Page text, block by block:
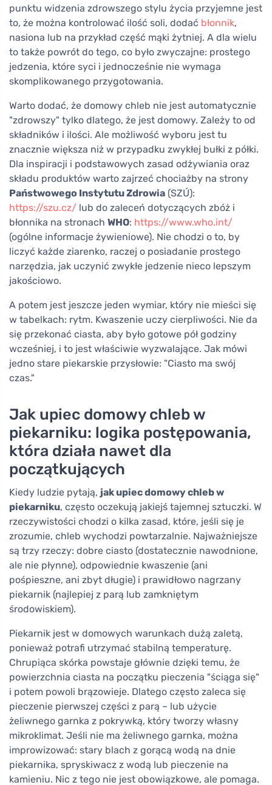
punktu widzenia zdrowszego stylu życia przyjemne jest
to, że można kontrolować ilość soli, dodać błonnik,
nasiona lub na przykład część mąki żytniej. A dla wielu
to także powrót do tego, co było zwyczajne: prostego
jedzenia, które syci i jednocześnie nie wymaga
skomplikowanego przygotowania.
Warto dodać, że domowy chleb nie jest automatycznie
"zdrowszy" tylko dlatego, że jest domowy. Zależy to od
składników i ilości. Ale możliwość wyboru jest tu
znacznie większa niż w przypadku zwykłej bułki z półki.
Dla inspiracji i podstawowych zasad odżywiania oraz
składu produktów warto zajrzeć chociażby na strony
Państwowego Instytutu Zdrowia (SZÚ):
https://szu.cz/ lub do zaleceń dotyczących zbóż i
błonnika na stronach WHO: https://www.who.int/
(ogólne informacje żywieniowe). Nie chodzi o to, by
liczyć każde ziarenko, raczej o posiadanie prostego
narzędzia, jak uczynić zwykłe jedzenie nieco lepszym
jakościowo.
A potem jest jeszcze jeden wymiar, który nie mieści się
w tabelkach: rytm. Kwaszenie uczy cierpliwości. Nie da
się przekonać ciasta, aby było gotowe pół godziny
wcześniej, i to jest właściwie wyzwalające. Jak mówi
jedno stare piekarskie przysłowie: "Ciasto ma swój
czas."
Jak upiec domowy chleb w
piekarniku: logika postępowania,
która działa nawet dla
początkujących
Kiedy ludzie pytają, jak upiec domowy chleb w
piekarniku, często oczekują jakiejś tajemnej sztuczki. W
rzeczywistości chodzi o kilka zasad, które, jeśli się je
zrozumie, chleb wychodzi powtarzalnie. Najważniejsze
są trzy rzeczy: dobre ciasto (dostatecznie nawodnione,
ale nie płynne), odpowiednie kwaszenie (ani
pośpieszne, ani zbyt długie) i prawidłowo nagrzany
piekarnik (najlepiej z parą lub zamkniętym
środowiskiem).
Piekarnik jest w domowych warunkach dużą zaletą,
ponieważ potrafi utrzymać stabilną temperaturę.
Chrupiąca skórka powstaje głównie dzięki temu, że
powierzchnia ciasta na początku pieczenia "ściąga się"
i potem powoli brązowieje. Dlatego często zaleca się
pieczenie pierwszej części z parą – lub użycie
żeliwnego garnka z pokrywką, który tworzy własny
mikroklimat. Jeśli nie ma żeliwnego garnka, można
improwizować: stary blach z gorącą wodą na dnie
piekarnika, spryskiwacz z wodą lub pieczenie na
kamieniu. Nic z tego nie jest obowiązkowe, ale pomaga.